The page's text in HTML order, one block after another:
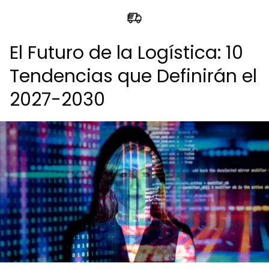
El Futuro de la Logística: 10
Tendencias que Definirán el
2027-2030